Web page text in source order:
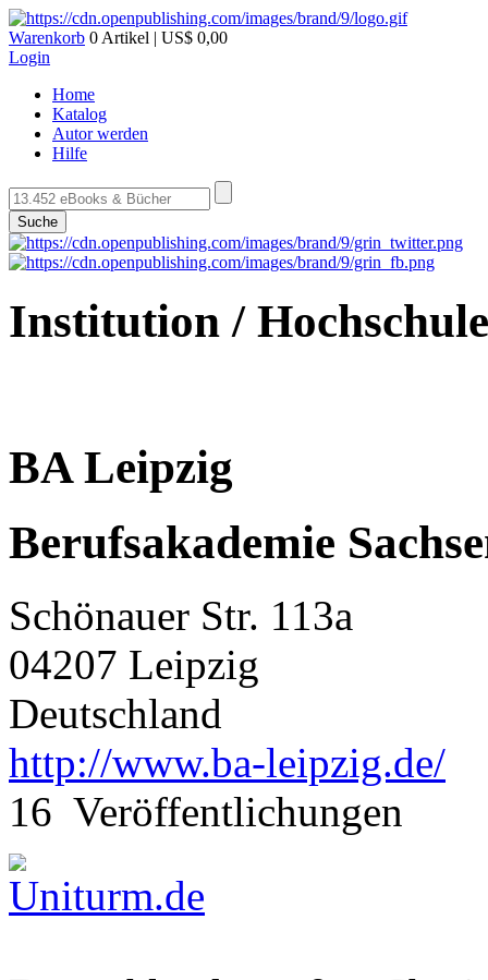
Warenkorb 0 Artikel | US$ 0,00
Login
Home
Katalog
Autor werden
Hilfe
Suche
Institution / Hochschule
BA Leipzig
Berufsakademie
Schönauer Str. 113a
04207 Leipzig
Deutschland
http://www.ba-leipzig.de/
16 Veröffentlichungen